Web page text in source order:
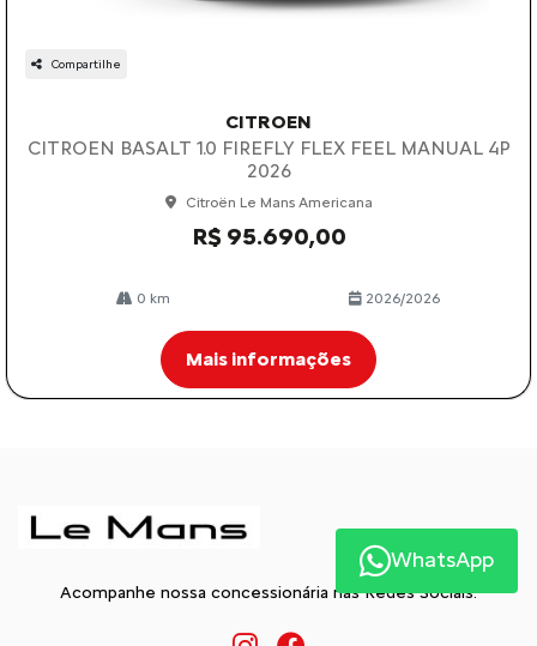
Compartilhe
CITROEN
CITROEN BASALT 1.0 FIREFLY FLEX FEEL MANUAL 4P
2026
Citroën Le Mans Americana
R$ 95.690,00
0 km 2026/2026
Mais informações
Acompanhe nossa concessionária nas Redes Sociais:
WhatsApp